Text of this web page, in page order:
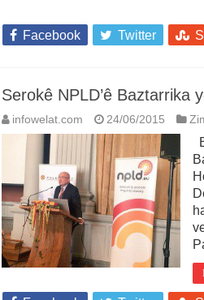
Facebook Twitter
Serokê NPLD’ê Baztarrika
infowelat.com 24/06/2015